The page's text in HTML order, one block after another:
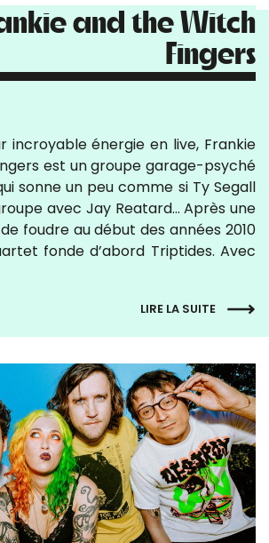
and the Witch
Fingers
incroyable énergie en live, Frankie
est un groupe garage-psyché
sonne un peu comme si Ty Segall
avec Jay Reatard… Après une
foudre au début des années 2010
fonde d’abord Triptides. Avec
LIRE LA SUITE